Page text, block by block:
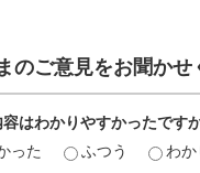
のご意見をお聞かせ
はわかりやすかったです
った
ふつう わ